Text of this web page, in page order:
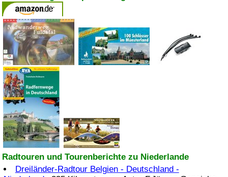
Radtouren und Tourenberichte zu Niederlande
Dreiländer-Radtour Belgien - Deutschland -